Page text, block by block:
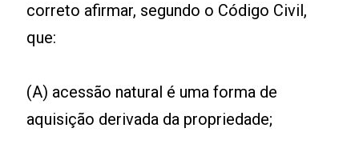
correto afirmar, segundo o Código Civil,
que:
(A) acessão natural é uma forma de
aquisição derivada da propriedade;